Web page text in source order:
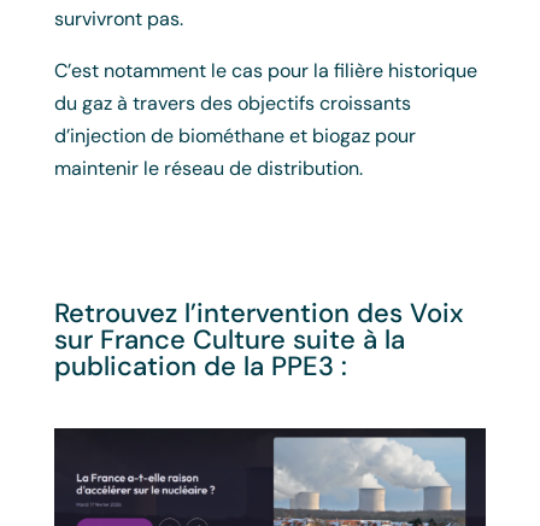
survivront pas.
C’est notamment le cas pour la filière historique
du gaz à travers des objectifs croissants
d’injection de biométhane et biogaz pour
maintenir le réseau de distribution.
Retrouvez l’intervention des Voix
sur France Culture suite à la
publication de la PPE3 :